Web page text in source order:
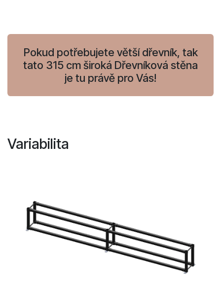
Pokud potřebujete větší dřevník, tak
tato 315 cm široká Dřevníková stěna
je tu právě pro Vás!
Variabilita